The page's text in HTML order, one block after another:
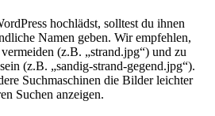
hochlädst, solltest du ihnen
Namen geben. Wir empfehlen,
(z.B. „strand.jpg“) und zu
(z.B. „sandig-strand-gegend.jpg“).
Suchmaschinen die Bilder leichter
Suchen anzeigen.